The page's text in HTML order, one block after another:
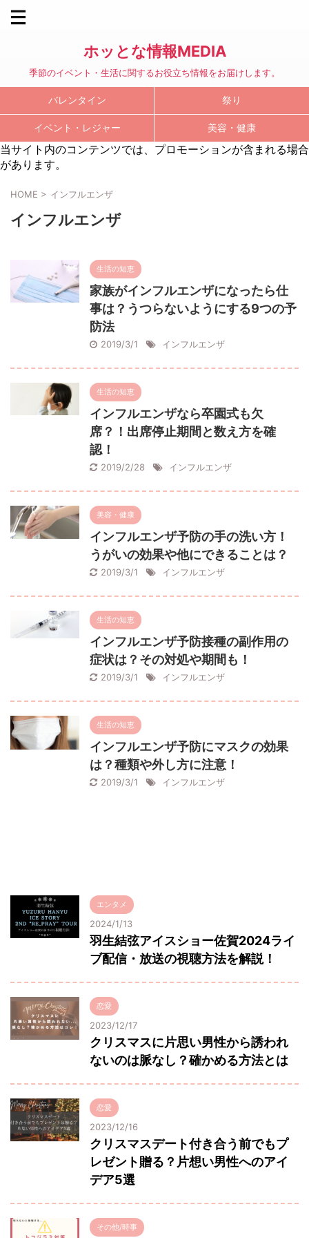
ホッとな情報MEDIA
季節のイベント・生活に関するお役立ち情報をお届けします。
バレンタイン 祭り
イベント・レジャー 美容・健康
当サイト内のコンテンツでは、プロモーションが含まれる場合
があります。
HOME > インフルエンザ
インフルエンザ
生活の知恵
家族がインフルエンザになったら仕
事は？うつらないようにする9つの予
防法
2019/3/1 インフルエンザ
生活の知恵
インフルエンザなら卒園式も欠
席？！出席停止期間と数え方を確
認！
2019/2/28 インフルエンザ
美容・健康
インフルエンザ予防の手の洗い方！
うがいの効果や他にできることは？
2019/3/1 インフルエンザ
生活の知恵
インフルエンザ予防接種の副作用の
症状は？その対処や期間も！
2019/3/1 インフルエンザ
生活の知恵
インフルエンザ予防にマスクの効果
は？種類や外し方に注意！
2019/3/1 インフルエンザ
エンタメ
2024/1/13
羽生結弦アイスショー佐賀2024ライ
ブ配信・放送の視聴方法を解説！
恋愛
2023/12/17
クリスマスに片思い男性から誘われ
ないのは脈なし？確かめる方法とは
恋愛
2023/12/16
クリスマスデート付き合う前でもプ
レゼント贈る？片想い男性へのアイ
デア5選
その他/時事